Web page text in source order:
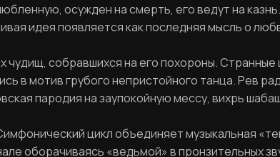
осужден на смерть, его ведут на
идея появляется как последняя мысль о
собравшихся на его похороны.
в мотив грубого непристойного танца. Рев
пародия на заупокойную мессу, вихрь
цикл объединяет музыкальная
оборачиваясь «ведьмой» в пронзительных
РЕГИСТРАЦИЯ